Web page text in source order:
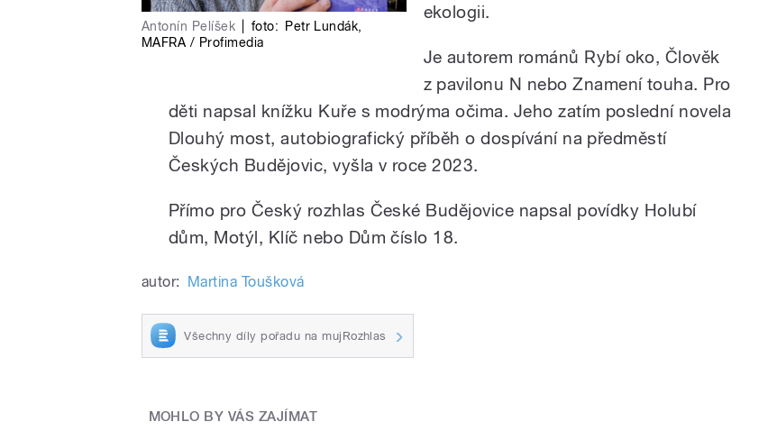
Antonín Pelíšek foto: Petr Lundák,
MAFRA / Profimedia
ekologii.
Je autorem románů Rybí oko, Člověk
z pavilonu N nebo Znamení touha. Pro
děti napsal knížku Kuře s modrýma očima. Jeho zatím poslední novela
Dlouhý most, autobiografický příběh o dospívání na předměstí
Českých Budějovic, vyšla v roce 2023.
Přímo pro Český rozhlas České Budějovice napsal povídky Holubí
dům, Motýl, Klíč nebo Dům číslo 18.
autor: Martina Toušková
Všechny díly pořadu na mujRozhlas
MOHLO BY VÁS ZAJÍMAT